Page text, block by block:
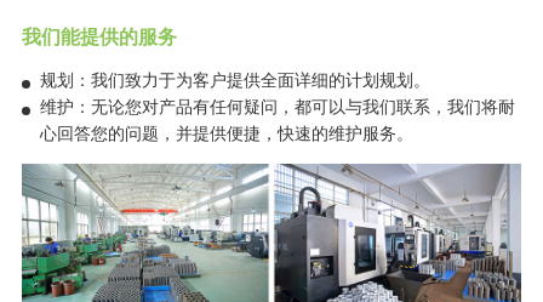
我们能提供的服务
规划：我们致力于为客户提供全面详细的计划规划。
维护：无论您对产品有任何疑问，都可以与我们联系，我们将耐
心回答您的问题，并提供便捷，快速的维护服务。